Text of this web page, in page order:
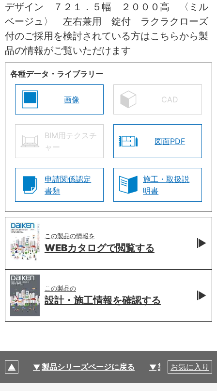
デザイン ７２１．５幅 ２０００高 〈ミル
ベージュ〉 左右兼用 錠付 ラクラクローズ
付のご採用を検討されている方はこちらから製
品の情報がご覧いただけます
各種データ・ライブラリー
画像 CAD
BIM用テクスチ
ャー
図面PDF
申請関係認定
書類
施工・取扱説
明書
この製品の情報を
WEBカタログで閲覧する
この製品の
設計・施工情報を確認する
製品シリーズページに戻る 製品仕様
お気に入り